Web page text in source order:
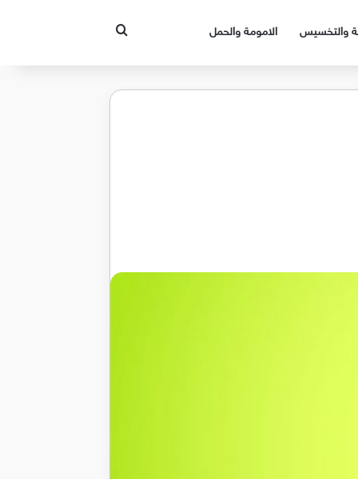
والتخسيس الامومة والحمل